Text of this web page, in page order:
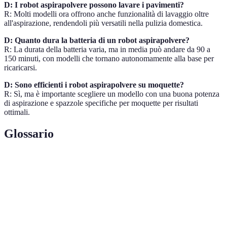
D: I robot aspirapolvere possono lavare i pavimenti?
R: Molti modelli ora offrono anche funzionalità di lavaggio oltre
all'aspirazione, rendendoli più versatili nella pulizia domestica.
D: Quanto dura la batteria di un robot aspirapolvere?
R: La durata della batteria varia, ma in media può andare da 90 a
150 minuti, con modelli che tornano autonomamente alla base per
ricaricarsi.
D: Sono efficienti i robot aspirapolvere su moquette?
R: Sì, ma è importante scegliere un modello con una buona potenza
di aspirazione e spazzole specifiche per moquette per risultati
ottimali.
Glossario